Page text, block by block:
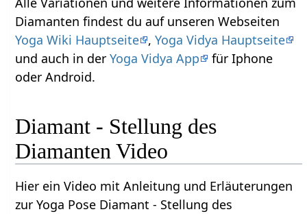
Diamanten findest du auf unseren Webseiten
Yoga Wiki Hauptseite ,Yoga Vidya Hauptseite
und auch in derYoga Vidya App
für Iphone
oder Android.
Diamant - Stellung des
Diamanten Video
Hier ein Video mit Anleitung und Erläuterungen
zur Yoga Pose Diamant - Stellung des